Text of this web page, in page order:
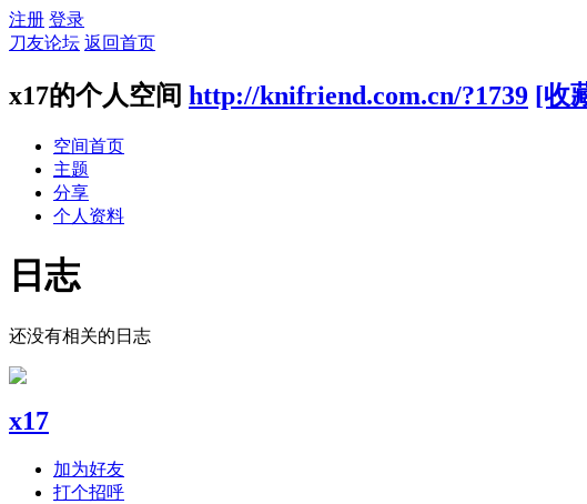
注册 登录
刀友论坛 返回首页
x17的个人空间 http://knifriend.com.cn/?1739 [收
空间首页
主题
分享
个人资料
日志
还没有相关的日志
x17
加为好友
打个招呼